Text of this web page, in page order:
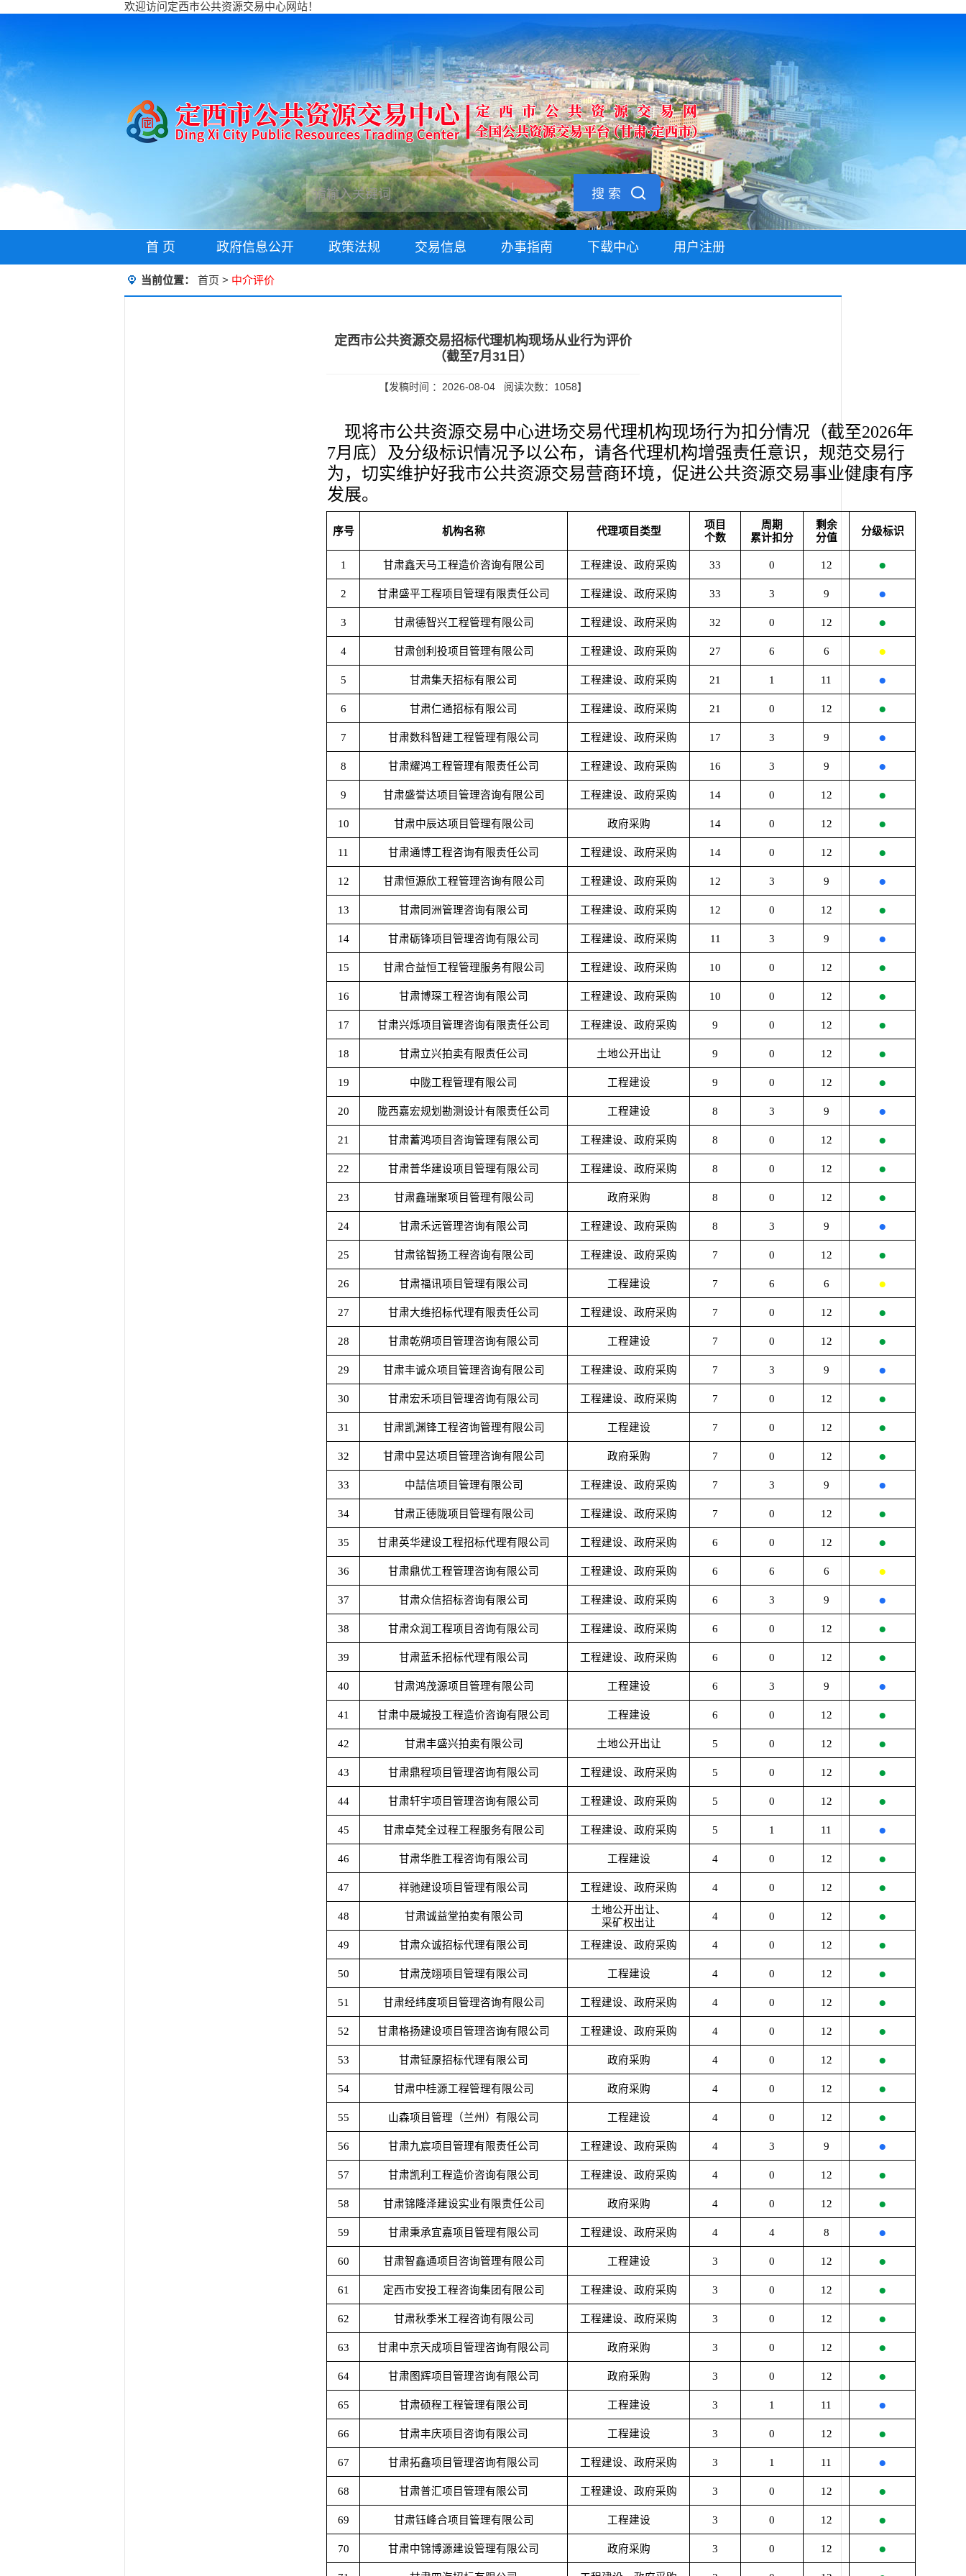
欢迎访问定西市公共资源交易中心网站！
搜 索
首 页 政府信息公开 政策法规 交易信息 办事指南 下载中心 用户注册
当前位置： 首页 > 中介评价
定西市公共资源交易招标代理机构现场从业行为评价
（截至7月31日）
【发稿时间 ：2026-08-04 阅读次数： 1058】
现将市公共资源交易中心进场交易代理机构现场行为扣分情况（截至2026年
7月底）及分级标识情况予以公布，请各代理机构增强责任意识，规范交易行
为，切实维护好我市公共资源交易营商环境，促进公共资源交易事业健康有序
发展。
序号 机构名称 代理项目类型
项目
个数
周期
累计扣分
剩余
分值
分级标识
1 甘肃鑫天马工程造价咨询有限公司 工程建设、政府采购 33 0 12 ●
2 甘肃盛平工程项目管理有限责任公司 工程建设、政府采购 33 3 9 ●
3 甘肃德智兴工程管理有限公司 工程建设、政府采购 32 0 12 ●
4 甘肃创利投项目管理有限公司 工程建设、政府采购 27 6 6 ●
5 甘肃集天招标有限公司 工程建设、政府采购 21 1 11 ●
6 甘肃仁通招标有限公司 工程建设、政府采购 21 0 12 ●
7 甘肃数科智建工程管理有限公司 工程建设、政府采购 17 3 9 ●
8 甘肃耀鸿工程管理有限责任公司 工程建设、政府采购 16 3 9 ●
9 甘肃盛誉达项目管理咨询有限公司 工程建设、政府采购 14 0 12 ●
10 甘肃中辰达项目管理有限公司 政府采购 14 0 12 ●
11 甘肃通博工程咨询有限责任公司 工程建设、政府采购 14 0 12 ●
12 甘肃恒源欣工程管理咨询有限公司 工程建设、政府采购 12 3 9 ●
13 甘肃同洲管理咨询有限公司 工程建设、政府采购 12 0 12 ●
14 甘肃砺锋项目管理咨询有限公司 工程建设、政府采购 11 3 9 ●
15 甘肃合益恒工程管理服务有限公司 工程建设、政府采购 10 0 12 ●
16 甘肃博琛工程咨询有限公司 工程建设、政府采购 10 0 12 ●
17 甘肃兴烁项目管理咨询有限责任公司 工程建设、政府采购 9 0 12 ●
18 甘肃立兴拍卖有限责任公司 土地公开出让 9 0 12 ●
19 中陇工程管理有限公司 工程建设 9 0 12 ●
20 陇西嘉宏规划勘测设计有限责任公司 工程建设 8 3 9 ●
21 甘肃蓄鸿项目咨询管理有限公司 工程建设、政府采购 8 0 12 ●
22 甘肃普华建设项目管理有限公司 工程建设、政府采购 8 0 12 ●
23 甘肃鑫瑞聚项目管理有限公司 政府采购 8 0 12 ●
24 甘肃禾远管理咨询有限公司 工程建设、政府采购 8 3 9 ●
25 甘肃铭智扬工程咨询有限公司 工程建设、政府采购 7 0 12 ●
26 甘肃福讯项目管理有限公司 工程建设 7 6 6 ●
27 甘肃大维招标代理有限责任公司 工程建设、政府采购 7 0 12 ●
28 甘肃乾朔项目管理咨询有限公司 工程建设 7 0 12 ●
29 甘肃丰诚众项目管理咨询有限公司 工程建设、政府采购 7 3 9 ●
30 甘肃宏禾项目管理咨询有限公司 工程建设、政府采购 7 0 12 ●
31 甘肃凯渊锋工程咨询管理有限公司 工程建设 7 0 12 ●
32 甘肃中昱达项目管理咨询有限公司 政府采购 7 0 12 ●
33 中喆信项目管理有限公司 工程建设、政府采购 7 3 9 ●
34 甘肃正德陇项目管理有限公司 工程建设、政府采购 7 0 12 ●
35 甘肃英华建设工程招标代理有限公司 工程建设、政府采购 6 0 12 ●
36 甘肃鼎优工程管理咨询有限公司 工程建设、政府采购 6 6 6 ●
37 甘肃众信招标咨询有限公司 工程建设、政府采购 6 3 9 ●
38 甘肃众润工程项目咨询有限公司 工程建设、政府采购 6 0 12 ●
39 甘肃蓝禾招标代理有限公司 工程建设、政府采购 6 0 12 ●
40 甘肃鸿茂源项目管理有限公司 工程建设 6 3 9 ●
41 甘肃中晟城投工程造价咨询有限公司 工程建设 6 0 12 ●
42 甘肃丰盛兴拍卖有限公司 土地公开出让 5 0 12 ●
43 甘肃鼎程项目管理咨询有限公司 工程建设、政府采购 5 0 12 ●
44 甘肃轩宇项目管理咨询有限公司 工程建设、政府采购 5 0 12 ●
45 甘肃卓梵全过程工程服务有限公司 工程建设、政府采购 5 1 11 ●
46 甘肃华胜工程咨询有限公司 工程建设 4 0 12 ●
47 祥驰建设项目管理有限公司 工程建设、政府采购 4 0 12 ●
48 甘肃诚益堂拍卖有限公司
土地公开出让、
采矿权出让
4 0 12 ●
49 甘肃众诚招标代理有限公司 工程建设、政府采购 4 0 12 ●
50 甘肃茂翊项目管理有限公司 工程建设 4 0 12 ●
51 甘肃经纬度项目管理咨询有限公司 工程建设、政府采购 4 0 12 ●
52 甘肃格扬建设项目管理咨询有限公司 工程建设、政府采购 4 0 12 ●
53 甘肃钲厡招标代理有限公司 政府采购 4 0 12 ●
54 甘肃中桂源工程管理有限公司 政府采购 4 0 12 ●
55 山森项目管理（兰州）有限公司 工程建设 4 0 12 ●
56 甘肃九宸项目管理有限责任公司 工程建设、政府采购 4 3 9 ●
57 甘肃凯利工程造价咨询有限公司 工程建设、政府采购 4 0 12 ●
58 甘肃锦隆泽建设实业有限责任公司 政府采购 4 0 12 ●
59 甘肃秉承宜嘉项目管理有限公司 工程建设、政府采购 4 4 8 ●
60 甘肃智鑫通项目咨询管理有限公司 工程建设 3 0 12 ●
61 定西市安投工程咨询集团有限公司 工程建设、政府采购 3 0 12 ●
62 甘肃秋季米工程咨询有限公司 工程建设、政府采购 3 0 12 ●
63 甘肃中京天成项目管理咨询有限公司 政府采购 3 0 12 ●
64 甘肃图辉项目管理咨询有限公司 政府采购 3 0 12 ●
65 甘肃硕程工程管理有限公司 工程建设 3 1 11 ●
66 甘肃丰庆项目咨询有限公司 工程建设 3 0 12 ●
67 甘肃拓鑫项目管理咨询有限公司 工程建设、政府采购 3 1 11 ●
68 甘肃普汇项目管理有限公司 工程建设、政府采购 3 0 12 ●
69 甘肃钰峰合项目管理有限公司 工程建设 3 0 12 ●
70 甘肃中锦博源建设管理有限公司 政府采购 3 0 12 ●